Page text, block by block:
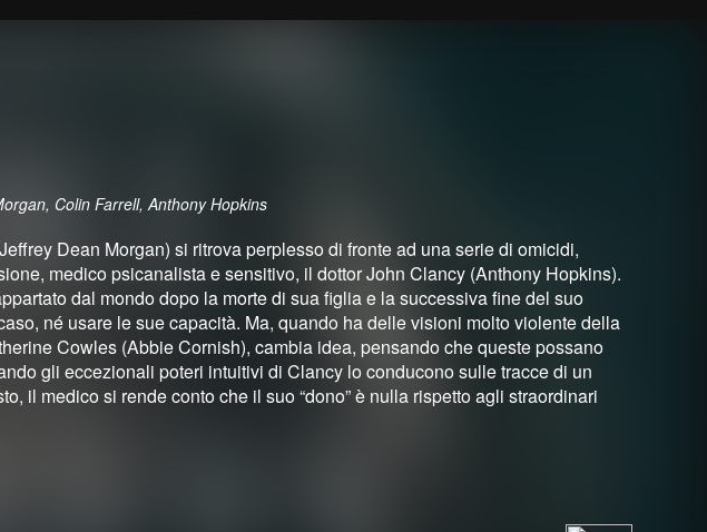
Colin Farrell, Anthony Hopkins
Dean Morgan) si ritrova perplesso di fronte ad una serie di omicidi,
medico psicanalista e sensitivo, il dottor John Clancy (Anthony Hopkins).
dal mondo dopo la morte di sua figlia e la successiva fine del suo
né usare le sue capacità. Ma, quando ha delle visioni molto violente della
Cowles (Abbie Cornish), cambia idea, pensando che queste possano
gli eccezionali poteri intuitivi di Clancy lo conducono sulle tracce di un
il medico si rende conto che il suo “dono” è nulla rispetto agli straordinari